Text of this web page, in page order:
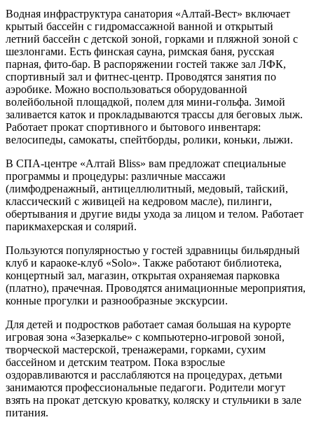
Водная инфраструктура санатория «Алтай-Вест» включает
крытый бассейн с гидромассажной ванной и открытый
летний бассейн с детской зоной, горками и пляжной зоной с
шезлонгами. Есть финская сауна, римская баня, русская
парная, фито-бар. В распоряжении гостей также зал ЛФК,
спортивный зал и фитнес-центр. Проводятся занятия по
аэробике. Можно воспользоваться оборудованной
волейбольной площадкой, полем для мини-гольфа. Зимой
заливается каток и прокладываются трассы для беговых лыж.
Работает прокат спортивного и бытового инвентаря:
велосипеды, самокаты, спейтборды, ролики, коньки, лыжи.
В СПА-центре «Алтай Bliss» вам предложат специальные
программы и процедуры: различные массажи
(лимфодренажный, антицеллюлитный, медовый, тайский,
классический с живицей на кедровом масле), пилинги,
обертывания и другие виды ухода за лицом и телом. Работает
парикмахерская и солярий.
Пользуются популярностью у гостей здравницы бильярдный
клуб и караоке-клуб «Solo». Также работают библиотека,
концертный зал, магазин, открытая охраняемая парковка
(платно), прачечная. Проводятся анимационные мероприятия,
конные прогулки и разнообразные экскурсии.
Для детей и подростков работает самая большая на курорте
игровая зона «Зазеркалье» с компьютерно-игровой зоной,
творческой мастерской, тренажерами, горками, сухим
бассейном и детским театром. Пока взрослые
оздоравливаются и расслабляются на процедурах, детьми
занимаются профессиональные педагоги. Родители могут
взять на прокат детскую кроватку, коляску и стульчики в зале
питания.